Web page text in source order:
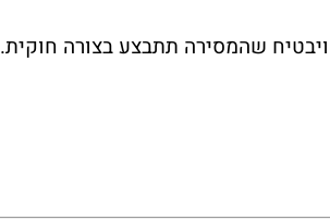
שהמסירה תתבצע בצורה חוקית.